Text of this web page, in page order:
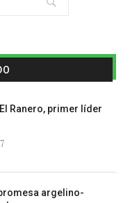
El Ranero, primer líder
argelino-